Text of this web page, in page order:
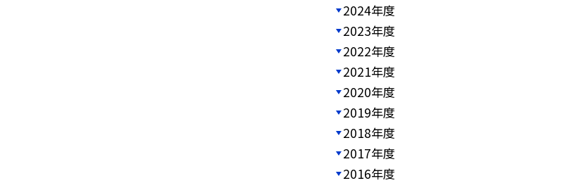
2024年度
2023年度
2022年度
2021年度
2020年度
2019年度
2018年度
2017年度
2016年度